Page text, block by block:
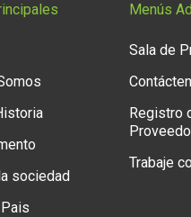
sociedad
Menús
Sala de
Registro
Trabaje